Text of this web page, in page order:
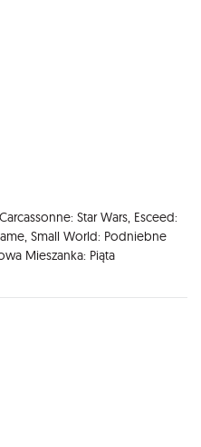
Star Wars, Esceed:
Small World: Podniebne
Mieszanka: Piąta